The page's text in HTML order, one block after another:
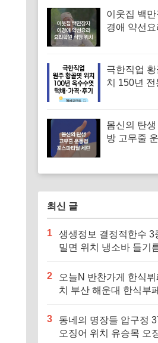
회)
이웃집 백
경애 약선
보
극한직업
치 150년
몸신의 탄
방 고무줄
최신 글
1
생생정보 결정적한수 3
밀면 위치 냉소바 들기
징·메뉴·가격
2
오늘N 반찬가게 한식
치 부산 해운대 한식부
장인)
3
동네의 명장들 압구정
오징어 위치 유승목 오